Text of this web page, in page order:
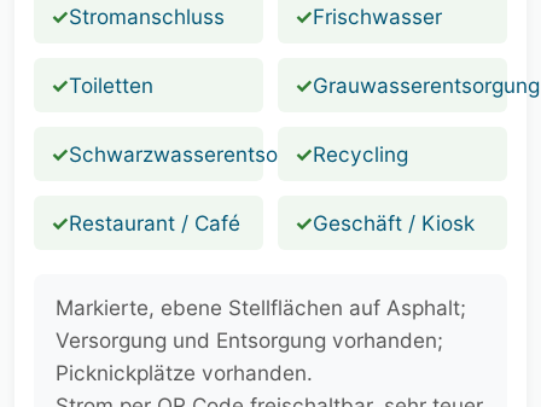
✓Stromanschluss ✓Frischwasser
✓Toiletten ✓Grauwasserentsorgung
✓Schwarzwasserentsorgung
✓Recycling
✓Restaurant / Café ✓Geschäft / Kiosk
Markierte, ebene Stellflächen auf Asphalt;
Versorgung und Entsorgung vorhanden;
Picknickplätze vorhanden.